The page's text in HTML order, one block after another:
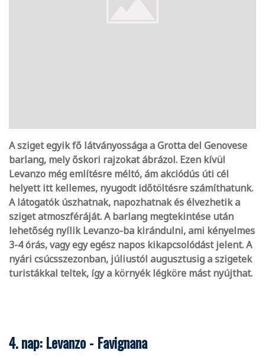
A sziget egyik fő látványossága a Grotta del Genovese
barlang, mely őskori rajzokat ábrázol. Ezen kívül
Levanzo még említésre méltó, ám akciódús úti cél
helyett itt kellemes, nyugodt időtöltésre számíthatunk.
A látogatók úszhatnak, napozhatnak és élvezhetik a
sziget atmoszféráját. A barlang megtekintése után
lehetőség nyílik Levanzo-ba kirándulni, ami kényelmes
3-4 órás, vagy egy egész napos kikapcsolódást jelent. A
nyári csúcsszezonban, júliustól augusztusig a szigetek
turistákkal teltek, így a környék légköre mást nyújthat.
4. nap: Levanzo - Favignana